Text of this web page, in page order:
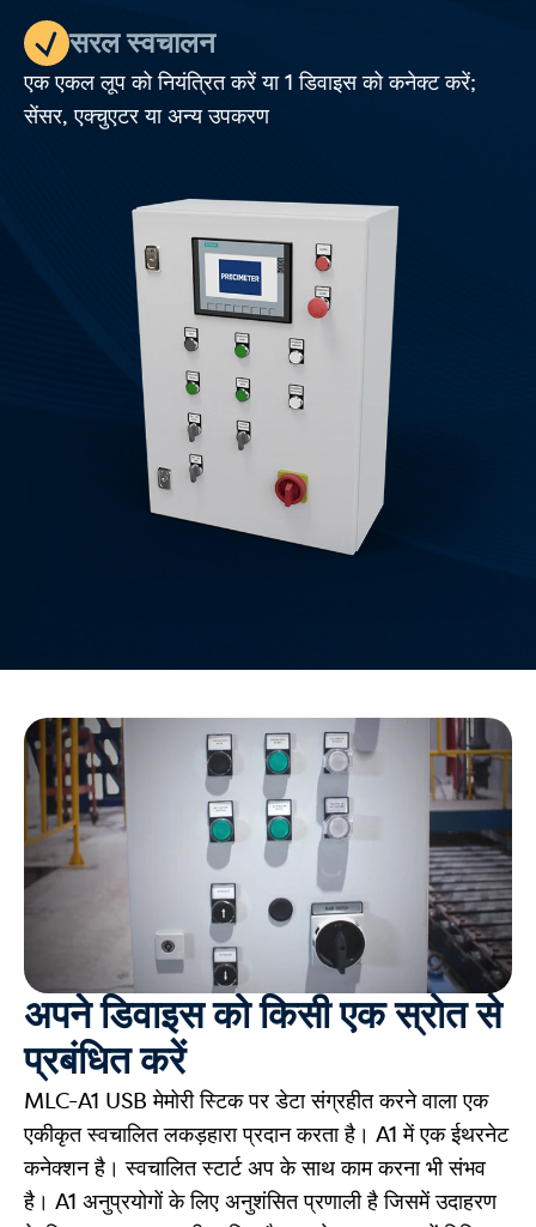
सरल स्वचालन
एक एकल लूप को नियंत्रित करें या 1 डिवाइस को कनेक्ट करें;
सेंसर, एक्चुएटर या अन्य उपकरण
अपने डिवाइस को किसी एक स्रोत से
प्रबंधित करें
MLC-A1 USB मेमोरी स्टिक पर डेटा संग्रहीत करने वाला एक
एकीकृत स्वचालित लकड़हारा प्रदान करता है। A1 में एक ईथरनेट
कनेक्शन है। स्वचालित स्टार्ट अप के साथ काम करना भी संभव
है। A1 अनुप्रयोगों के लिए अनुशंसित प्रणाली है जिसमें उदाहरण